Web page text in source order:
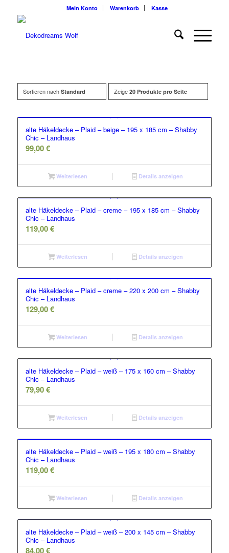
Mein Konto Warenkorb Kasse
Sortieren nach Standard Zeige 20 Produkte pro Seite
alte Häkeldecke – Plaid – beige – 195 x 185 cm – Shabby
Chic – Landhaus
99,00€
Weiterlesen Details anzeigen
alte Häkeldecke – Plaid – creme – 195 x 185 cm – Shabby
Chic – Landhaus
119,00€
Weiterlesen Details anzeigen
alte Häkeldecke – Plaid – creme – 220 x 200 cm – Shabby
Chic – Landhaus
129,00€
Weiterlesen Details anzeigen
alte Häkeldecke – Plaid – weiß – 175 x 160 cm – Shabby
Chic – Landhaus
79,90€
Weiterlesen Details anzeigen
alte Häkeldecke – Plaid – weiß – 195 x 180 cm – Shabby
Chic – Landhaus
119,00€
Weiterlesen Details anzeigen
alte Häkeldecke – Plaid – weiß – 200 x 145 cm – Shabby
Chic – Landhaus
84,00€